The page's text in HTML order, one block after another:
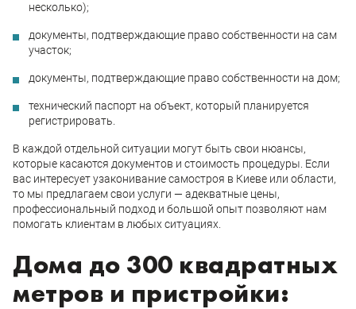
несколько);
документы, подтверждающие право собственности на сам
участок;
документы, подтверждающие право собственности на дом;
технический паспорт на объект, который планируется
регистрировать.
В каждой отдельной ситуации могут быть свои нюансы,
которые касаются документов и стоимость процедуры. Если
вас интересует узаконивание самостроя в Киеве или области,
то мы предлагаем свои услуги — адекватные цены,
профессиональный подход и большой опыт позволяют нам
помогать клиентам в любых ситуациях.
Дома до 300 квадратных
метров и пристройки: